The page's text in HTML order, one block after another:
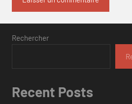
Rechercher
Recent Posts